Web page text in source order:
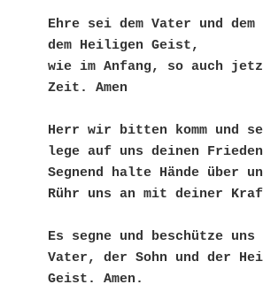
Ehre sei dem Vater und dem
dem Heiligen Geist,
wie im Anfang, so auch
Zeit. Amen
Herr wir bitten komm und
lege auf uns deinen
Segnend halte Hände über
Rühr uns an mit deiner
Es segne und beschütze
Vater, der Sohn und der
Geist. Amen.